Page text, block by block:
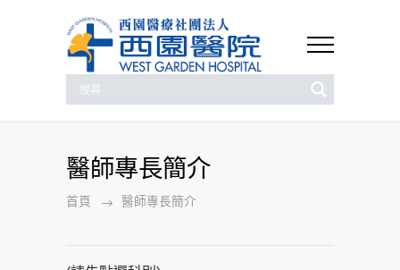
醫師專長簡介
首頁 醫師專長簡介